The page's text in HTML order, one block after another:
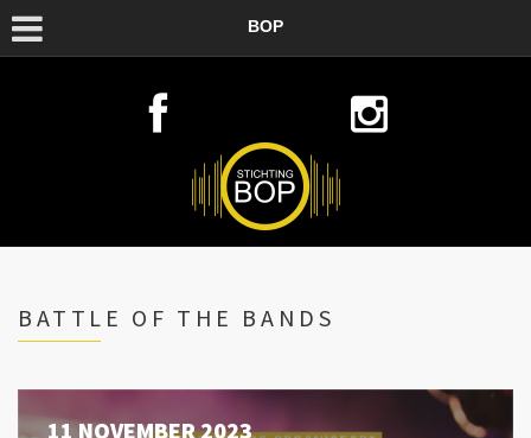
BOP
BATTLE OF THE BANDS
11 NOVEMBER 2023